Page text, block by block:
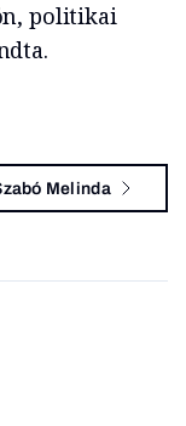
politikai
Melinda